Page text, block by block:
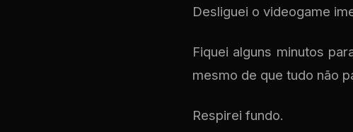
Desliguei o videogame
Fiquei alguns minutos
mesmo de que tudo não
Respirei fundo.